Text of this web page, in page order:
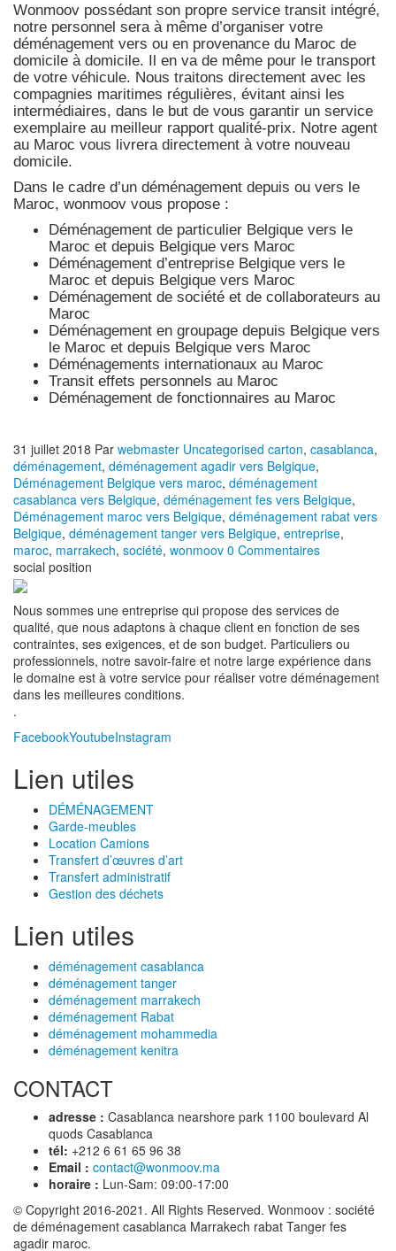
Wonmoov possédant son propre service transit intégré,
notre personnel sera à même d’organiser votre
déménagement vers ou en provenance du Maroc de
domicile à domicile. Il en va de même pour le transport
de votre véhicule. Nous traitons directement avec les
compagnies maritimes régulières, évitant ainsi les
intermédiaires, dans le but de vous garantir un service
exemplaire au meilleur rapport qualité-prix. Notre agent
au Maroc vous livrera directement à votre nouveau
domicile.
Dans le cadre d’un déménagement depuis ou vers le
Maroc, wonmoov vous propose :
Déménagement de particulier Belgique vers le
Maroc et depuis Belgique vers Maroc
Déménagement d’entreprise Belgique vers le
Maroc et depuis Belgique vers Maroc
Déménagement de société et de collaborateurs au
Maroc
Déménagement en groupage depuis Belgique vers
le Maroc et depuis Belgique vers Maroc
Déménagements internationaux au Maroc
Transit effets personnels au Maroc
Déménagement de fonctionnaires au Maroc
31 juillet 2018 Par webmaster Uncategorised carton, casablanca,
déménagement, déménagement agadir vers Belgique,
Déménagement Belgique vers maroc, déménagement
casablanca vers Belgique, déménagement fes vers Belgique,
Déménagement maroc vers Belgique, déménagement rabat vers
Belgique, déménagement tanger vers Belgique, entreprise,
maroc, marrakech, société, wonmoov 0 Commentaires
social position
Nous sommes une entreprise qui propose des services de
qualité, que nous adaptons à chaque client en fonction de ses
contraintes, ses exigences, et de son budget. Particuliers ou
professionnels, notre savoir-faire et notre large expérience dans
le domaine est à votre service pour réaliser votre déménagement
dans les meilleures conditions.
.
FacebookYoutubeInstagram
Lien utiles
DÉMÉNAGEMENT
Garde-meubles
Location Camions
Transfert d’œuvres d’art
Transfert administratif
Gestion des déchets
Lien utiles
déménagement casablanca
déménagement tanger
déménagement marrakech
déménagement Rabat
déménagement mohammedia
déménagement kenitra
CONTACT
adresse : Casablanca nearshore park 1100 boulevard Al
quods Casablanca
tél: +212 6 61 65 96 38
Email : contact@wonmoov.ma
horaire : Lun-Sam: 09:00-17:00
© Copyright 2016-2021. All Rights Reserved. Wonmoov : société
de déménagement casablanca Marrakech rabat Tanger fes
agadir maroc.